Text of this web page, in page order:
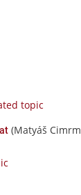
topic
(Matyáš